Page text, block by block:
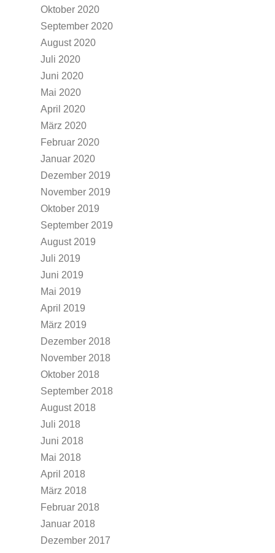
Oktober 2020
September 2020
August 2020
Juli 2020
Juni 2020
Mai 2020
April 2020
März 2020
Februar 2020
Januar 2020
Dezember 2019
November 2019
Oktober 2019
September 2019
August 2019
Juli 2019
Juni 2019
Mai 2019
April 2019
März 2019
Dezember 2018
November 2018
Oktober 2018
September 2018
August 2018
Juli 2018
Juni 2018
Mai 2018
April 2018
März 2018
Februar 2018
Januar 2018
Dezember 2017